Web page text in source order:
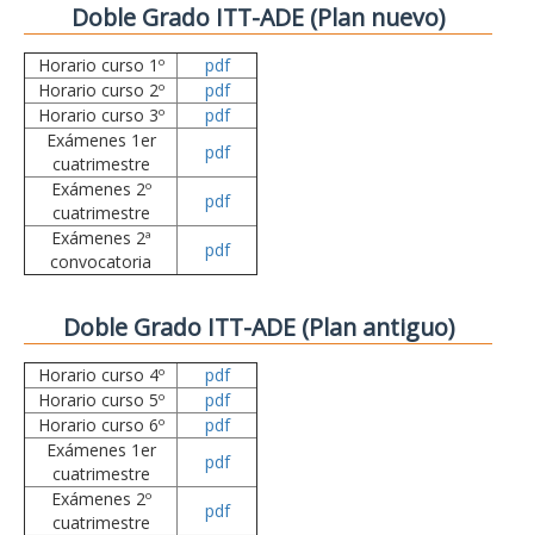
Doble Grado ITT-ADE (Plan nuevo)
Horario curso 1º
pdf
Horario curso 2º
pdf
Horario curso 3º
pdf
Exámenes 1er
cuatrimestre
pdf
Exámenes 2º
cuatrimestre
pdf
Exámenes 2ª
convocatoria
pdf
Doble Grado ITT-ADE (Plan antiguo)
Horario curso 4º
pdf
Horario curso 5º
pdf
Horario curso 6º
pdf
Exámenes 1er
cuatrimestre
pdf
Exámenes 2º
cuatrimestre
pdf